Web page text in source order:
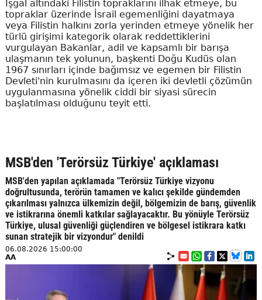
İşgal altındaki Filistin topraklarını ilhak etmeye, bu
topraklar üzerinde İsrail egemenliğini dayatmaya
veya Filistin halkını zorla yerinden etmeye yönelik her
türlü girişimi kategorik olarak reddettiklerini
vurgulayan Bakanlar, adil ve kapsamlı bir barışa
ulaşmanın tek yolunun, başkenti Doğu Kudüs olan
1967 sınırları içinde bağımsız ve egemen bir Filistin
Devleti'nin kurulmasını da içeren iki devletli çözümün
uygulanmasına yönelik ciddi bir siyasi sürecin
başlatılması olduğunu teyit etti.
MSB'den 'Terörsüz Türkiye' açıklaması
MSB'den yapılan açıklamada "Terörsüz Türkiye vizyonu
doğrultusunda, terörün tamamen ve kalıcı şekilde gündemden
çıkarılması yalnızca ülkemizin değil, bölgemizin de barış, güvenlik
ve istikrarına önemli katkılar sağlayacaktır. Bu yönüyle Terörsüz
Türkiye, ulusal güvenliği güçlendiren ve bölgesel istikrara katkı
sunan stratejik bir vizyondur" denildi
06.08.2026 15:00:00
AA